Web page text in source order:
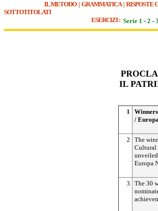
IL METODO| GRAMMATICA| RISPOSTE
SOTTOTITOLATI
ESERCIZI : Serie 1 - 2 - 3
IL
1
/
2
The
Cultural
Europa
3
The 30